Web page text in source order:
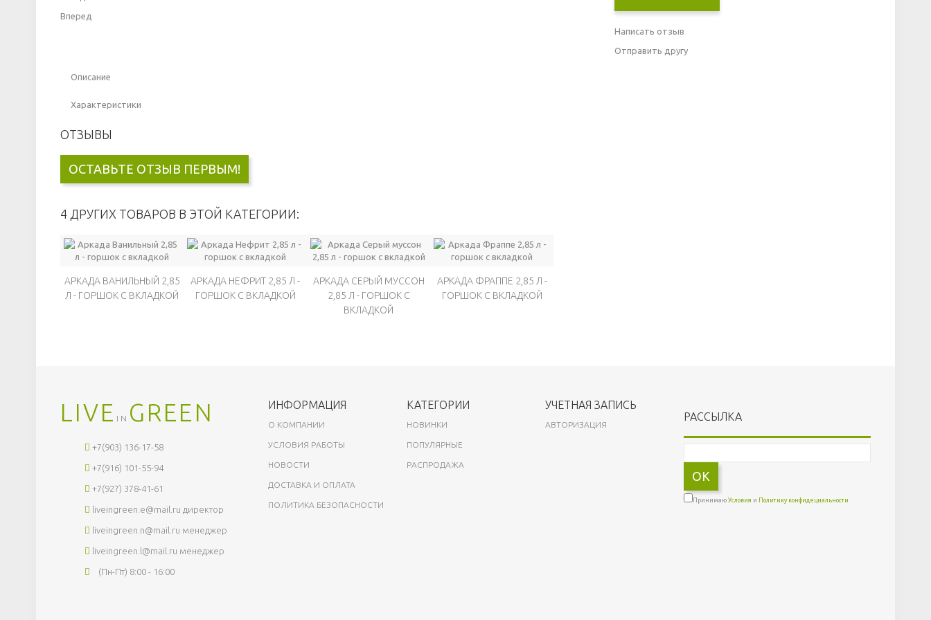
Вперед
Написать отзыв
Отправить другу
Описание
Характеристики
ОТЗЫВЫ
ОСТАВЬТЕ ОТЗЫВ ПЕРВЫМ!
4 ДРУГИХ ТОВАРОВ В ЭТОЙ КАТЕГОРИИ:
АРКАДА ВАНИЛЬНЫЙ 2,85
Л - ГОРШОК С ВКЛАДКОЙ
АРКАДА НЕФРИТ 2,85 Л -
ГОРШОК С ВКЛАДКОЙ
АРКАДА СЕРЫЙ МУССОН
2,85 Л - ГОРШОК С
ВКЛАДКОЙ
АРКАДА ФРАППЕ 2,85 Л -
ГОРШОК С ВКЛАДКОЙ
LIVE IN GREEN
+7(903) 136-17-58
+7(916) 101-55-94
+7(927) 378-41-61
liveingreen.e@mail.ru директор
liveingreen.n@mail.ru менеджер
liveingreen.l@mail.ru менеджер
(Пн-Пт) 8:00 - 16:00
ИНФОРМАЦИЯ
О КОМПАНИИ
УСЛОВИЯ РАБОТЫ
НОВОСТИ
ДОСТАВКА И ОПЛАТА
ПОЛИТИКА БЕЗОПАСНОСТИ
КАТЕГОРИИ
НОВИНКИ
ПОПУЛЯРНЫЕ
РАСПРОДАЖА
УЧЕТНАЯ ЗАПИСЬ
АВТОРИЗАЦИЯ
РАССЫЛКА
OK
Принимаю Условия и Политику конфидециальности